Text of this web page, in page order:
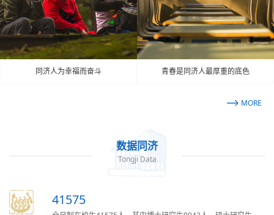
同济人为幸福而奋斗 青春是同济人最厚重的底色
MORE
数据同济
Tongji Data
41575